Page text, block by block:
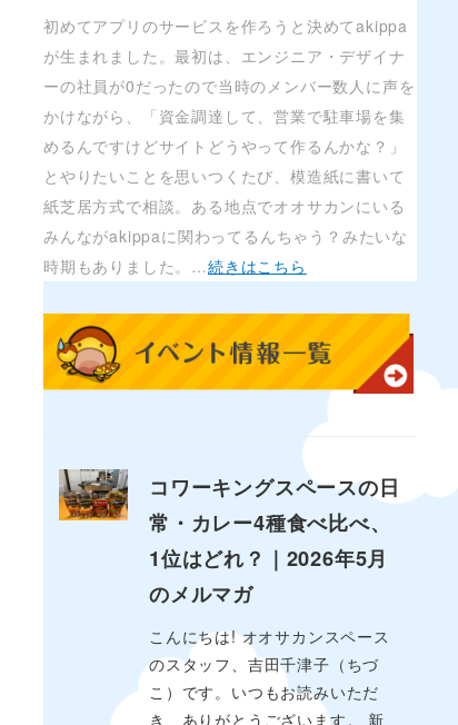
初めてアプリのサービスを作ろうと決めてakippa
が生まれました。最初は、エンジニア・デザイナ
ーの社員が0だったので当時のメンバー数人に声を
かけながら、「資金調達して、営業で駐車場を集
めるんですけどサイトどうやって作るんかな？」
とやりたいことを思いつくたび、模造紙に書いて
紙芝居方式で相談。ある地点でオオサカンにいる
みんながakippaに関わってるんちゃう？みたいな
時期もありました。…続きはこちら
コワーキングスペースの日
常・カレー4種食べ比べ、
1位はどれ？｜2026年5月
のメルマガ
こんにちは! オオサカンスペース
のスタッフ、吉田千津子（ちづ
こ）です。いつもお読みいただ
き、ありがとうございます。 新